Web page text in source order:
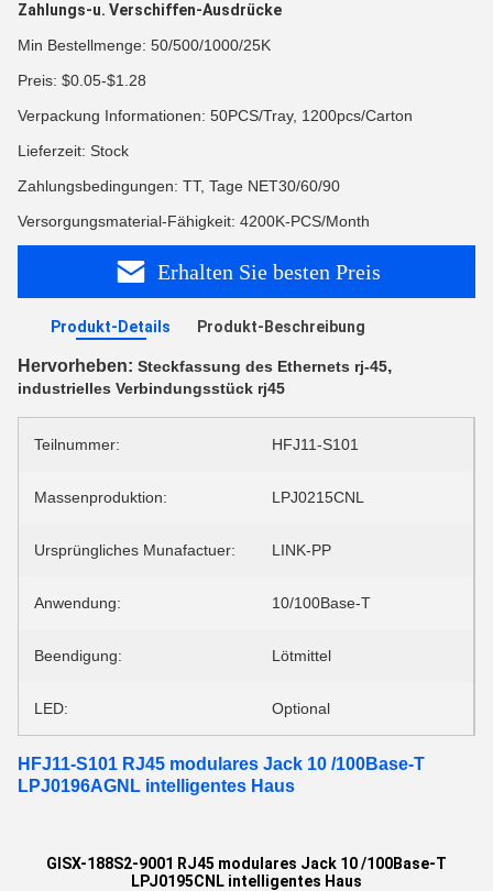
Zahlungs-u. Verschiffen-Ausdrücke
Min Bestellmenge: 50/500/1000/25K
Preis: $0.05-$1.28
Verpackung Informationen: 50PCS/Tray, 1200pcs/Carton
Lieferzeit: Stock
Zahlungsbedingungen: TT, Tage NET30/60/90
Versorgungsmaterial-Fähigkeit: 4200K-PCS/Month
Erhalten Sie besten Preis
Produkt-Details Produkt-Beschreibung
Hervorheben: Steckfassung des Ethernets rj-45,
industrielles Verbindungsstück rj45
Teilnummer: HFJ11-S101
Massenproduktion: LPJ0215CNL
Ursprüngliches Munafactuer: LINK-PP
Anwendung: 10/100Base-T
Beendigung: Lötmittel
LED: Optional
HFJ11-S101 RJ45 modulares Jack 10 /100Base-T
LPJ0196AGNL intelligentes Haus
GISX-188S2-9001 RJ45 modulares Jack 10 /100Base-T
LPJ0195CNL intelligentes Haus